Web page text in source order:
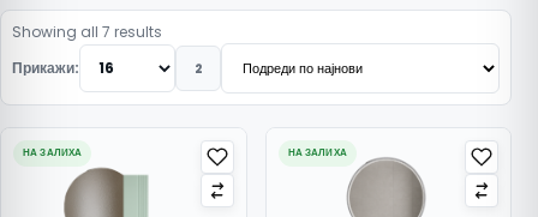
Showing all 7 results
Прикажи:
2
НА ЗАЛИХА НА ЗАЛИХА